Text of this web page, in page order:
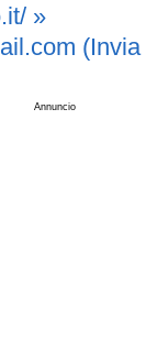
»
.com
Annuncio